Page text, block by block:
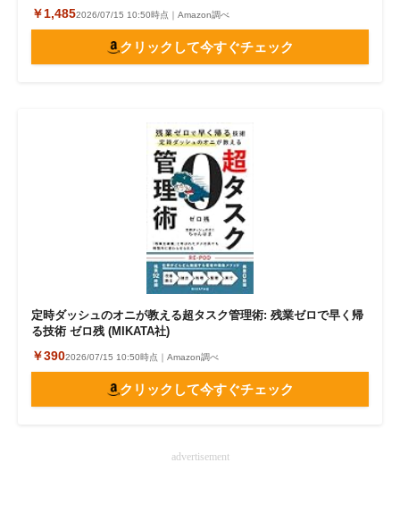
￥1,4852026/07/15 10:50時点｜Amazon調べ
クリックして今すぐチェック
定時ダッシュのオニが教える超タスク管理術: 残業ゼロで早く帰
る技術 ゼロ残 (MIKATA社)
￥3902026/07/15 10:50時点｜Amazon調べ
クリックして今すぐチェック
advertisement